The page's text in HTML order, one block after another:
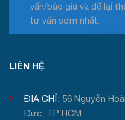
vấn/báo giá và để lại
tư vấn sớm nhất.
LIÊN HỆ
ĐỊA CHỈ: 56 Nguyễn
Đức, TP HCM